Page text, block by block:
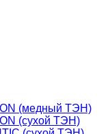
(медный ТЭН)
(сухой ТЭН)